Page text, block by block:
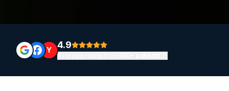
Y 4.9
Average rating from